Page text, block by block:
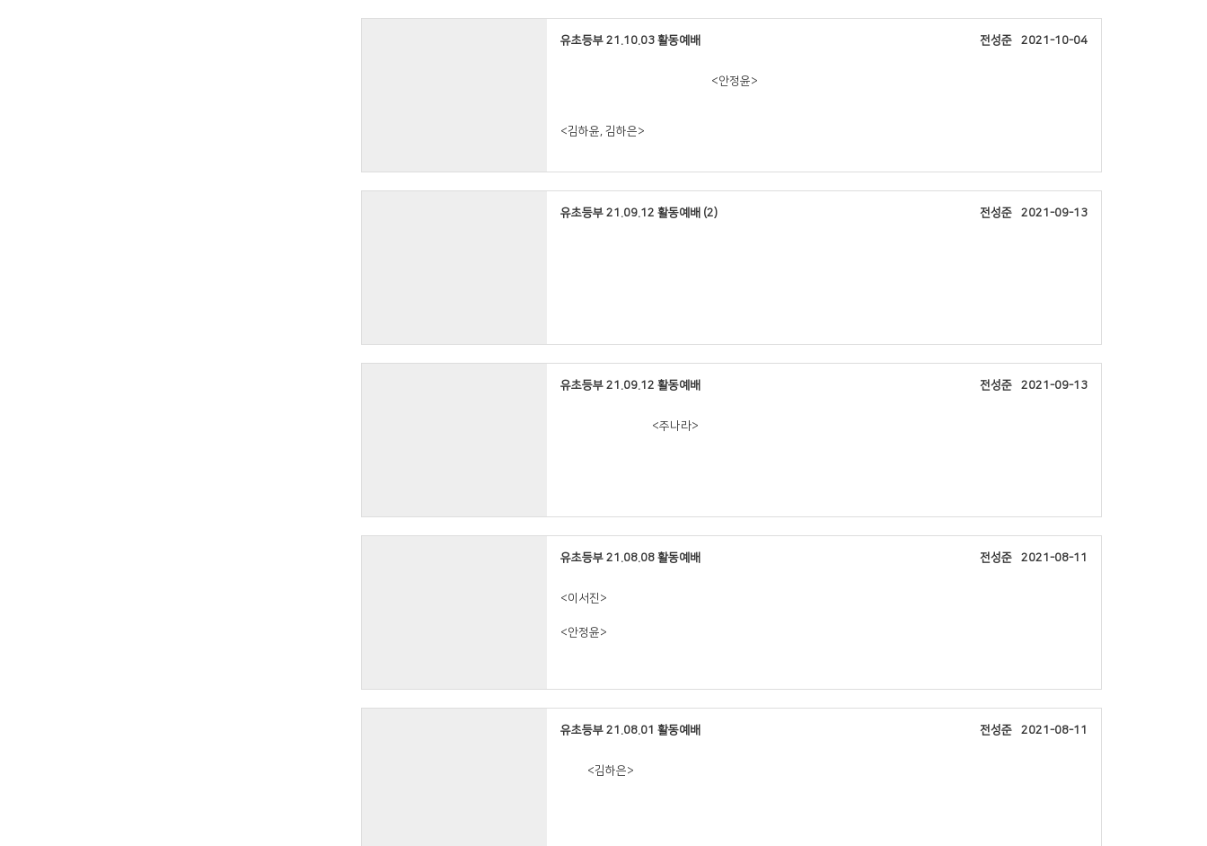
<안정윤>
유초등부 21.10.03 활동예배 2021-10-04
전성준
<안정윤>
<김하윤, 김하은>
<주해나, 주나라>
유초등부 21.09.12 활동예배 (2) 2021-09-13
전성준
유초등부 21.09.12 활동예배 2021-09-13
전성준
<주나라>
<황율선>
<김요한>
유초등부 21.08.08 활동예배 2021-08-11
전성준
<이서진>
<안정윤>
<주해나>
유초등부 21.08.01 활동예배 2021-08-11
전성준
<김하은>